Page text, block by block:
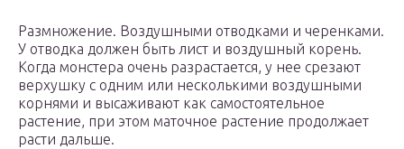
Размножение. Воздушными отводками и черенками.
У отводка должен быть лист и воздушный корень.
Когда монстера очень разрастается, у нее срезают
верхушку с одним или несколькими воздушными
корнями и высаживают как самостоятельное
растение, при этом маточное растение продолжает
расти дальше.